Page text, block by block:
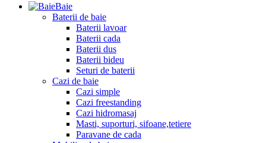
Baie
Baterii de baie
Baterii lavoar
Baterii cada
Baterii dus
Baterii bideu
Seturi de baterii
Cazi de baie
Cazi simple
Cazi freestanding
Cazi hidromasaj
Masti, suporturi, sifoane,tetiere
Paravane de cada